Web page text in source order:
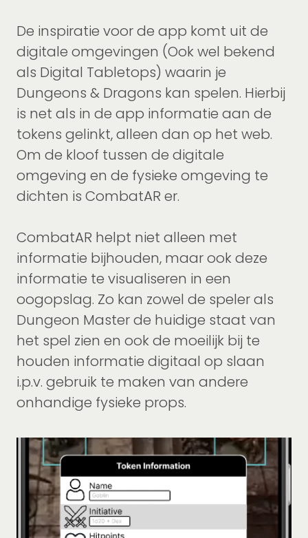
De inspiratie voor de app komt uit de
digitale omgevingen (Ook wel bekend
als Digital Tabletops) waarin je
Dungeons & Dragons kan spelen. Hierbij
is net als in de app informatie aan de
tokens gelinkt, alleen dan op het web.
Om de kloof tussen de digitale
omgeving en de fysieke omgeving te
dichten is CombatAR er.
CombatAR helpt niet alleen met
informatie bijhouden, maar ook deze
informatie te visualiseren in een
oogopslag. Zo kan zowel de speler als
Dungeon Master de huidige staat van
het spel zien en ook de moeilijk bij te
houden informatie digitaal op slaan
i.p.v. gebruik te maken van andere
onhandige fysieke props.